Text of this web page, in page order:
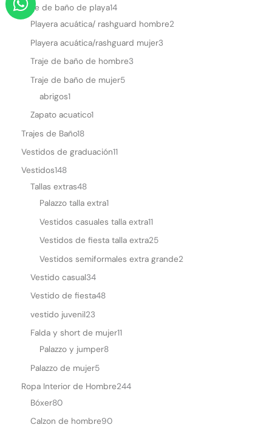
h
p
Traje de baño de playa14
Playera acuática/ rashguard hombre2
Playera acuática/rashguard mujer3
Traje de baño de hombre3
Traje de baño de mujer5
abrigos1
Zapato acuatico1
Trajes de Baño18
Vestidos de graduación11
Vestidos148
Tallas extras48
Palazzo talla extra1
Vestidos casuales talla extra11
Vestidos de fiesta talla extra25
Vestidos semiformales extra grande2
Vestido casual34
Vestido de fiesta48
vestido juvenil23
Falda y short de mujer11
Palazzo y jumper8
Palazzo de mujer5
Ropa Interior de Hombre244
Bóxer80
Calzon de hombre90